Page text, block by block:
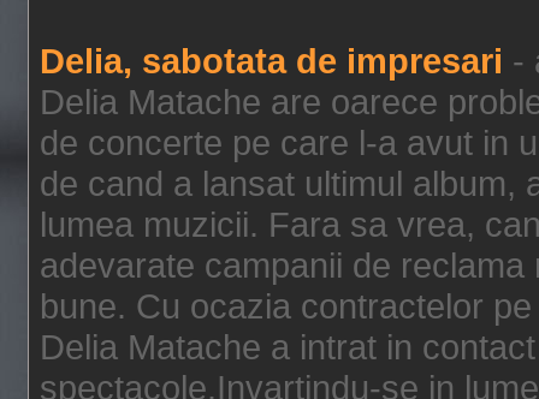
Delia, sabotata de impresari -
Delia Matache are oarece
de concerte pe care l-a avut in
de cand a lansat ultimul album,
lumea muzicii. Fara sa vrea,
adevarate campanii de
bune. Cu ocazia contractelor
Delia Matache a intrat in
spectacole.Invartindu-se in